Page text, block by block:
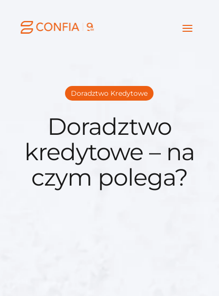
Doradztwo Kredytowe
Doradztwo
kredytowe – na
czym polega?